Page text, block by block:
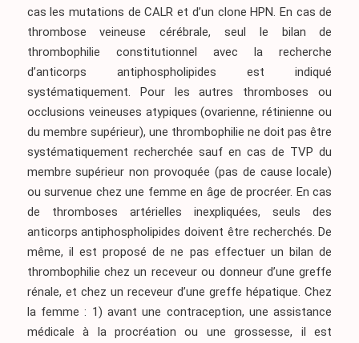
cas les mutations de CALR et d’un clone HPN. En cas de
thrombose veineuse cérébrale, seul le bilan de
thrombophilie constitutionnel avec la recherche
d’anticorps antiphospholipides est indiqué
systématiquement. Pour les autres thromboses ou
occlusions veineuses atypiques (ovarienne, rétinienne ou
du membre supérieur), une thrombophilie ne doit pas être
systématiquement recherchée sauf en cas de TVP du
membre supérieur non provoquée (pas de cause locale)
ou survenue chez une femme en âge de procréer. En cas
de thromboses artérielles inexpliquées, seuls des
anticorps antiphospholipides doivent être recherchés. De
même, il est proposé de ne pas effectuer un bilan de
thrombophilie chez un receveur ou donneur d’une greffe
rénale, et chez un receveur d’une greffe hépatique. Chez
la femme : 1) avant une contraception, une assistance
médicale à la procréation ou une grossesse, il est